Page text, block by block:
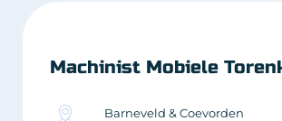
Machinist Mobiele
Barneveld & Coevorden